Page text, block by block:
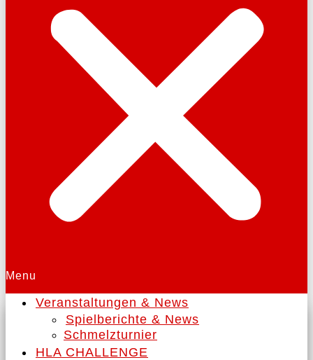
Menu
Veranstaltungen & News
Spielberichte & News
Schmelzturnier
HLA CHALLENGE